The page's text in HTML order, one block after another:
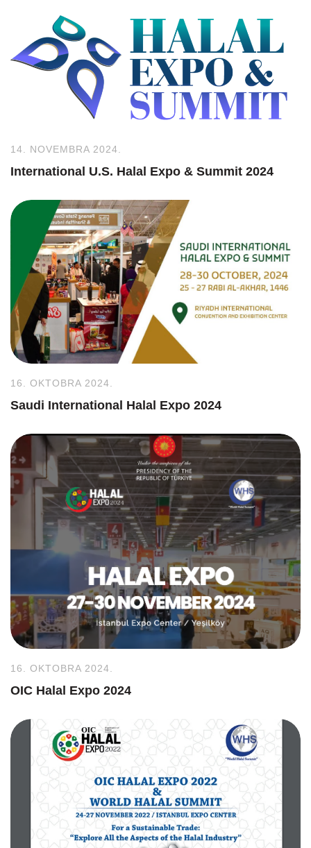
14. NOVEMBRA 2024.
International U.S. Halal Expo & Summit 2024
16. OKTOBRA 2024.
Saudi International Halal Expo 2024
16. OKTOBRA 2024.
OIC Halal Expo 2024